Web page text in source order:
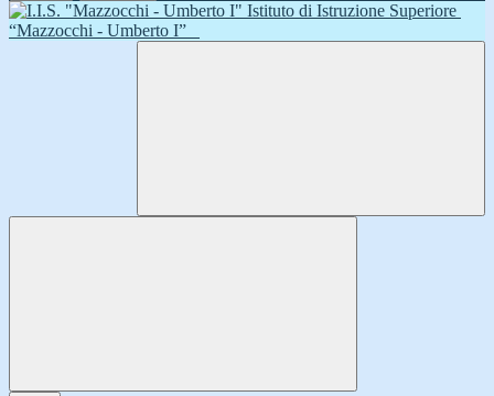
Istituto di Istruzione Superiore
“Mazzocchi - Umberto I”